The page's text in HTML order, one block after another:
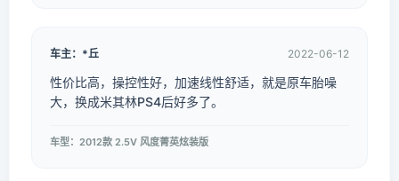
车主：*丘 2022-06-12
性价比高，操控性好，加速线性舒适，就是原车胎噪
大，换成米其林PS4后好多了。
车型：2012款 2.5V 风度菁英炫装版